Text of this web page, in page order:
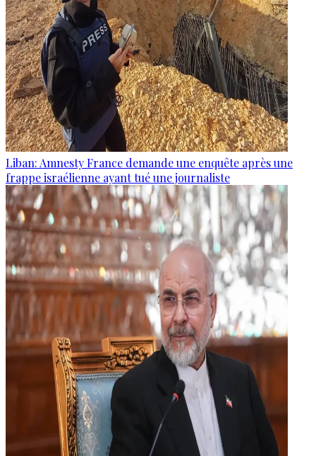
Liban: Amnesty France demande une enquête après une
frappe israélienne ayant tué une journaliste